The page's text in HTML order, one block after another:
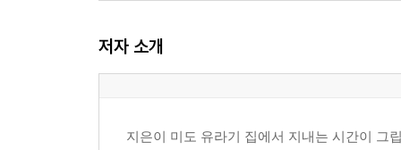
저자 소개
지은이 미도 유라기 집에서 지내는 시간이 그